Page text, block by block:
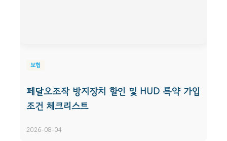
보험
페달오조작 방지장치 할인 및 HUD 특약 가입
조건 체크리스트
2026-08-04